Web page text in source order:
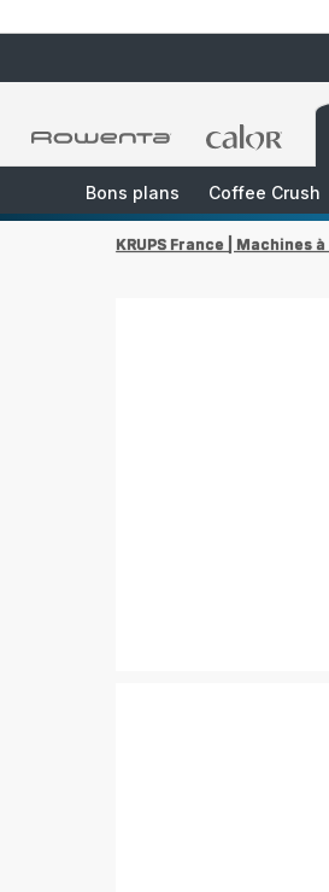
Accueil
Bons plans Coffee Crush
KRUPS France | Machines